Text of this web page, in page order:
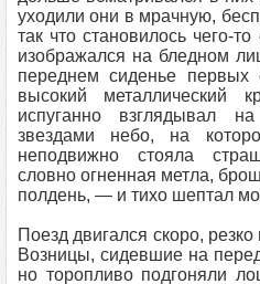
уходили они в мрачную,
так что становилось чего-
изображался на бледном
переднем сиденье
высокий металлический
испуганно взглядывал
звездами небо, на
неподвижно стояла
словно огненная метла,
полдень, — и тихо шептал
Поезд двигался скоро,
Возницы, сидевшие на
но торопливо подгоняли